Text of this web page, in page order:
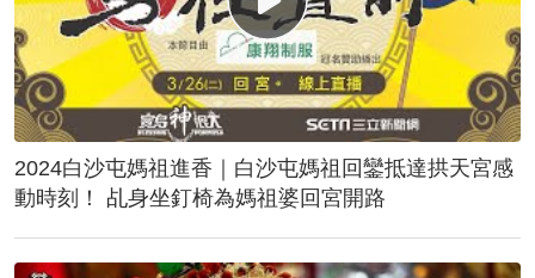
2024白沙屯媽祖進香｜白沙屯媽祖回鑾抵達拱天宮感
動時刻！ 乩身坐釘椅為媽祖婆回宮開路